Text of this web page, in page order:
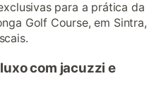
para a prática da
Golf Course, em Sintra,
com jacuzzi e